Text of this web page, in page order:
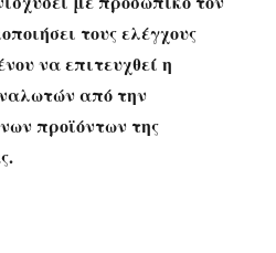
τους ελέγχους
να επιτευχθεί η
από την
προϊόντων της